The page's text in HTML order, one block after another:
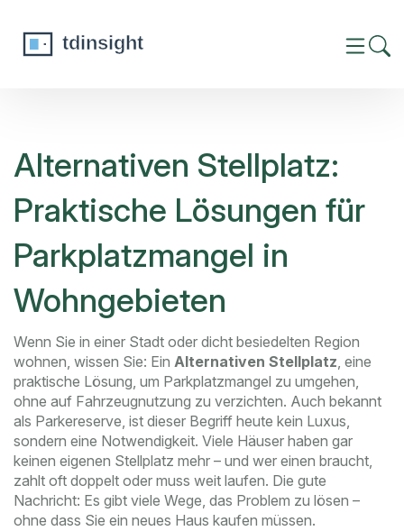
Alternativen Stellplatz:
Praktische Lösungen für
Parkplatzmangel in
Wohngebieten
Wenn Sie in einer Stadt oder dicht besiedelten Region
wohnen, wissen Sie: Ein Alternativen Stellplatz, eine
praktische Lösung, um Parkplatzmangel zu umgehen,
ohne auf Fahrzeugnutzung zu verzichten. Auch bekannt
als Parkereserve, ist dieser Begriff heute kein Luxus,
sondern eine Notwendigkeit. Viele Häuser haben gar
keinen eigenen Stellplatz mehr – und wer einen braucht,
zahlt oft doppelt oder muss weit laufen. Die gute
Nachricht: Es gibt viele Wege, das Problem zu lösen –
ohne dass Sie ein neues Haus kaufen müssen.